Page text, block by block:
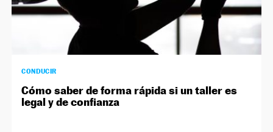
CONDUCIR
Cómo saber de forma rápida si un taller es
legal y de confianza